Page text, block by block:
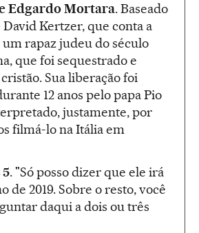
Edgardo Mortara. Baseado
Kertzer, que conta a
rapaz judeu do século
que foi sequestrado e
Sua liberação foi
12 anos pelo papa Pio
justamente, por
filmá-lo na Itália em
. "Só posso dizer que ele irá
de 2019. Sobre o resto, você
daqui a dois ou três